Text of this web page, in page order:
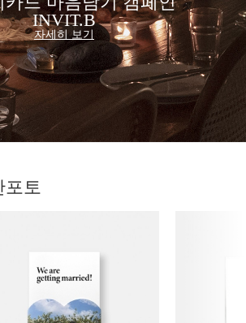
INVIT.B
자세히 보기
포토